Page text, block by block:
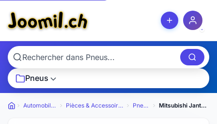
Pneus
Petites annonces
Automobiles Pièces & Accessoires Pneus Mitsubishi Jantes avec pneus 245x45ZR19 102Y